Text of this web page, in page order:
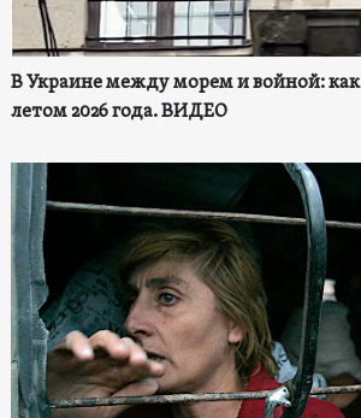
В Украине между морем и войной:
летом 2026 года. ВИДЕО